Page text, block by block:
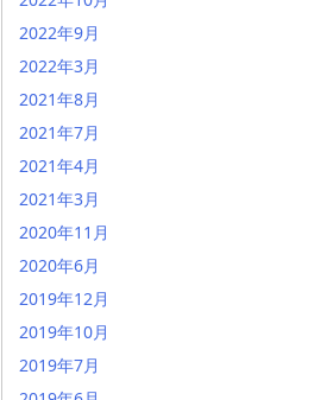
2022年9月
2022年3月
2021年8月
2021年7月
2021年4月
2021年3月
2020年11月
2020年6月
2019年12月
2019年10月
2019年7月